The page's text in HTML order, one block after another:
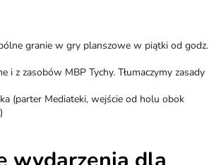
granie w gry planszowe w piątki od godz.
i z zasobów MBP Tychy. Tłumaczymy zasady
(parter Mediateki, wejście od holu obok